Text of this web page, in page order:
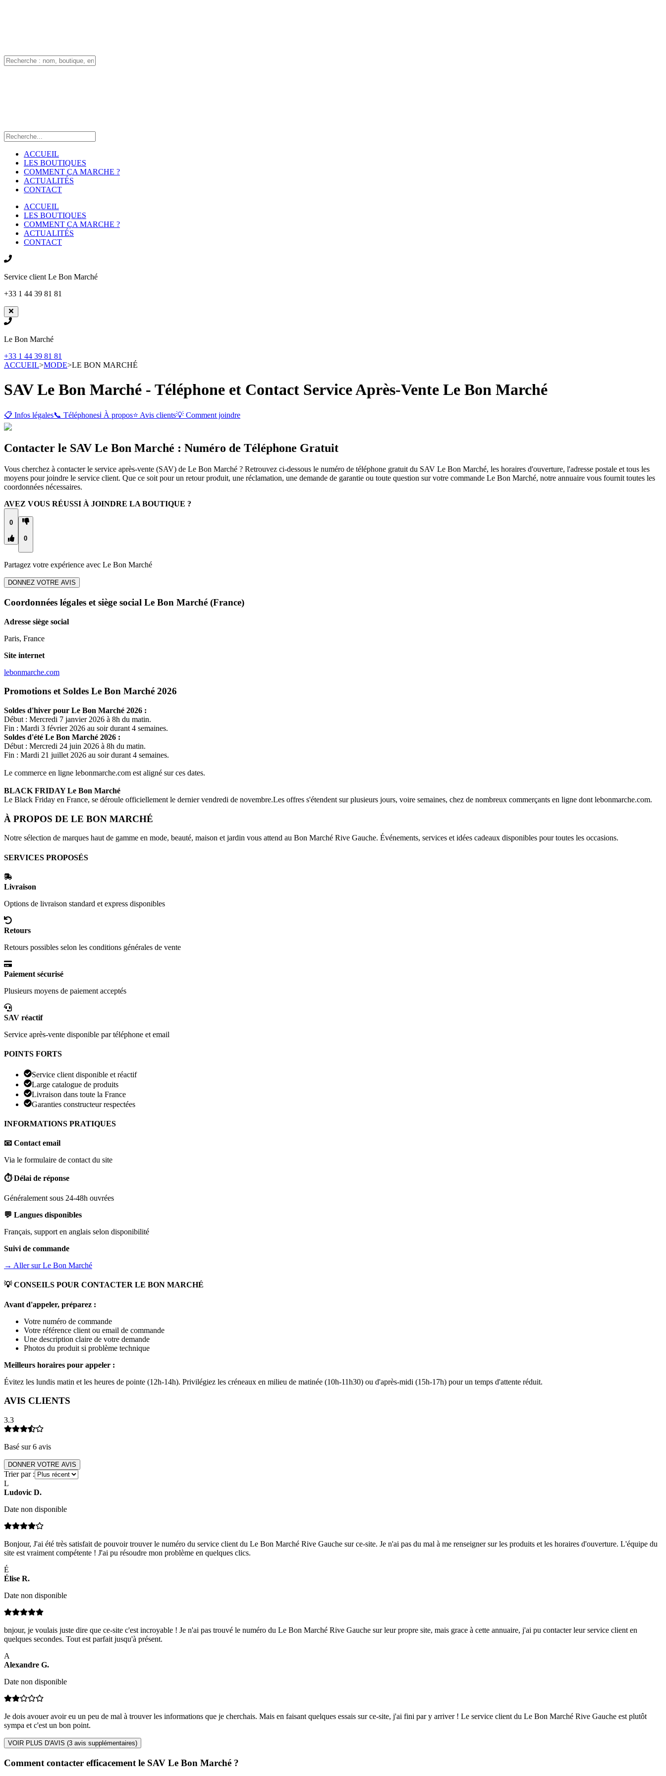
ACCUEIL
LES BOUTIQUES
COMMENT ÇA MARCHE ?
ACTUALITÉS
CONTACT
ACCUEIL
LES BOUTIQUES
COMMENT ÇA MARCHE ?
ACTUALITÉS
CONTACT
Service client Le Bon Marché
+33 1 44 39 81 81
Le Bon Marché
+33 1 44 39 81 81
ACCUEIL>MODE>LE BON MARCHÉ
SAV Le Bon Marché - Téléphone et Contact Service Après-Vente Le Bon Marché
📋 Infos légales📞 Téléphonesℹ️ À propos⭐ Avis clients💡 Comment joindre
Contacter le SAV Le Bon Marché : Numéro de Téléphone Gratuit
Vous cherchez à contacter le service après-vente (SAV) de Le Bon Marché ? Retrouvez ci-dessous le numéro de téléphone gratuit du SAV Le Bon Marché, les horaires d'ouverture, l'adresse postale et tous les
moyens pour joindre le service client. Que ce soit pour un retour produit, une réclamation, une demande de garantie ou toute question sur votre commande Le Bon Marché, notre annuaire vous fournit toutes les
coordonnées nécessaires.
AVEZ VOUS RÉUSSI À JOINDRE LA BOUTIQUE ?
0
0
Partagez votre expérience avec Le Bon Marché
DONNEZ VOTRE AVIS
Coordonnées légales et siège social Le Bon Marché (France)
Adresse siège social
Paris, France
Site internet
lebonmarche.com
Promotions et Soldes Le Bon Marché 2026
Soldes d'hiver pour Le Bon Marché 2026 :
Début : Mercredi 7 janvier 2026 à 8h du matin.
Fin : Mardi 3 février 2026 au soir durant 4 semaines.
Soldes d'été Le Bon Marché 2026 :
Début : Mercredi 24 juin 2026 à 8h du matin.
Fin : Mardi 21 juillet 2026 au soir durant 4 semaines.
Le commerce en ligne lebonmarche.com est aligné sur ces dates.
BLACK FRIDAYLe Bon Marché
Le Black Friday en France, se déroule officiellement le dernier vendredi de novembre.Les offres s'étendent sur plusieurs jours, voire semaines, chez de nombreux commerçants en ligne dont lebonmarche.com.
À PROPOS DE LE BON MARCHÉ
Notre sélection de marques haut de gamme en mode, beauté, maison et jardin vous attend au Bon Marché Rive Gauche. Événements, services et idées cadeaux disponibles pour toutes les occasions.
SERVICES PROPOSÉS
Livraison
Options de livraison standard et express disponibles
Retours
Retours possibles selon les conditions générales de vente
Paiement sécurisé
Plusieurs moyens de paiement acceptés
SAV réactif
Service après-vente disponible par téléphone et email
POINTS FORTS
Service client disponible et réactif
Large catalogue de produits
Livraison dans toute la France
Garanties constructeur respectées
INFORMATIONS PRATIQUES
📧 Contact email
Via le formulaire de contact du site
⏱️ Délai de réponse
Généralement sous 24-48h ouvrées
💬 Langues disponibles
Français, support en anglais selon disponibilité
Suivi de commande
→ Aller surLe Bon Marché
💡 CONSEILS POUR CONTACTER LE BON MARCHÉ
Avant d'appeler, préparez :
Votre numéro de commande
Votre référence client ou email de commande
Une description claire de votre demande
Photos du produit si problème technique
Meilleurs horaires pour appeler :
Évitez les lundis matin et les heures de pointe (12h-14h). Privilégiez les créneaux en milieu de matinée (10h-11h30) ou d'après-midi (15h-17h) pour un temps d'attente réduit.
AVIS CLIENTS
3.3
Basé sur6 avis
DONNER VOTRE AVIS
Trier par :
L
Ludovic D.
Date non disponible
Bonjour, J'ai été très satisfait de pouvoir trouver le numéro du service client du Le Bon Marché Rive Gauche sur ce-site. Je n'ai pas du mal à me renseigner sur les produits et les horaires d'ouverture. L'équipe du
site est vraiment compétente ! J'ai pu résoudre mon problème en quelques clics.
É
Élise R.
Date non disponible
bnjour, je voulais juste dire que ce-site c'est incroyable ! Je n'ai pas trouvé le numéro du Le Bon Marché Rive Gauche sur leur propre site, mais grace à cette annuaire, j'ai pu contacter leur service client en
quelques secondes. Tout est parfait jusqu'à présent.
A
Alexandre G.
Date non disponible
Je dois avouer avoir eu un peu de mal à trouver les informations que je cherchais. Mais en faisant quelques essais sur ce-site, j'ai fini par y arriver ! Le service client du Le Bon Marché Rive Gauche est plutôt
sympa et c'est un bon point.
VOIR PLUS D'AVIS (3 avis supplémentaires)
Comment contacter efficacement le SAV Le Bon Marché ?